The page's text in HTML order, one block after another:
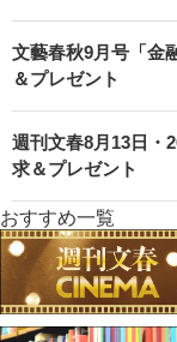
文藝春秋9月号「金
＆プレゼント
週刊文春8月13日・
求＆プレゼント
おすすめ一覧